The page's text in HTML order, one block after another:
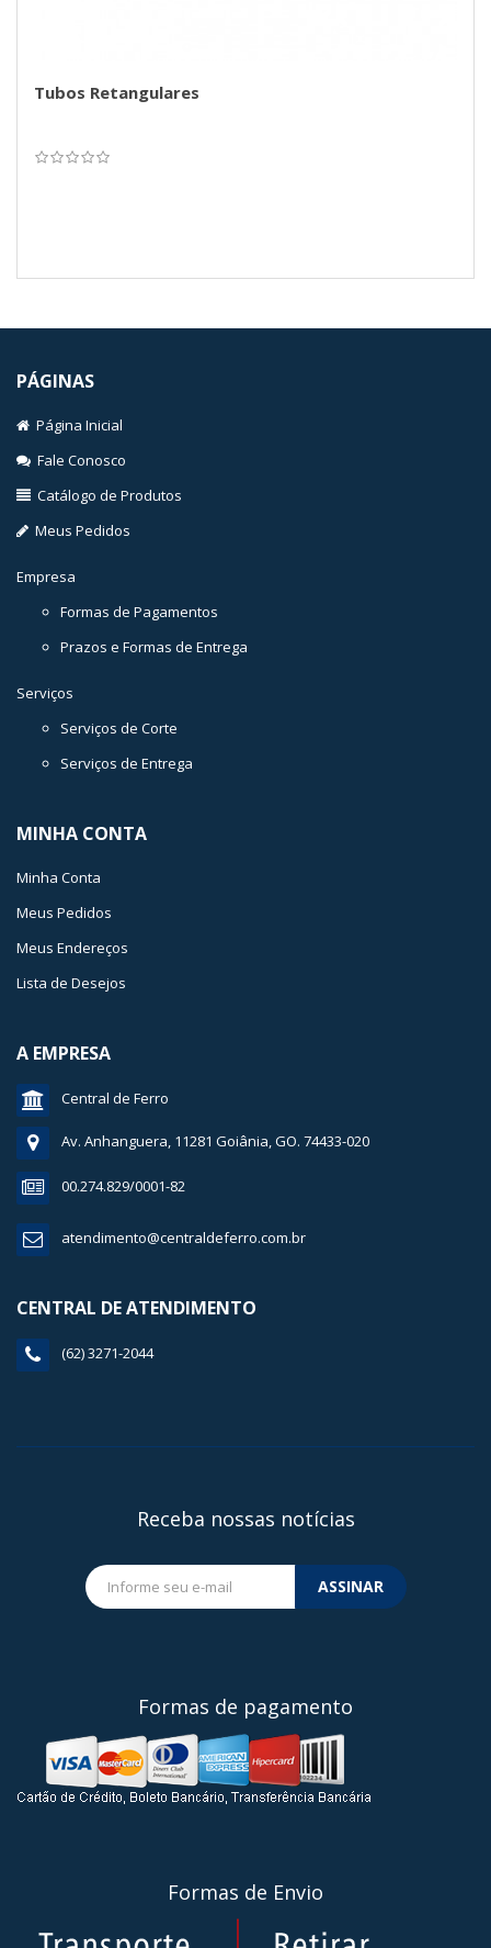
Tubos Retangulares
PÁGINAS
Página Inicial
Fale Conosco
Catálogo de Produtos
Meus Pedidos
Empresa
Formas de Pagamentos
Prazos e Formas de Entrega
Serviços
Serviços de Corte
Serviços de Entrega
MINHA CONTA
Minha Conta
Meus Pedidos
Meus Endereços
Lista de Desejos
A EMPRESA
Central de Ferro
Av. Anhanguera, 11281 Goiânia, GO. 74433-020
00.274.829/0001-82
atendimento@centraldeferro.com.br
CENTRAL DE ATENDIMENTO
(62) 3271-2044
Receba nossas notícias
ASSINAR
Formas de pagamento
Formas de Envio